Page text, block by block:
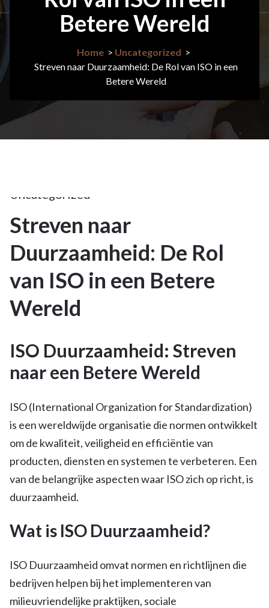
Betere Wereld
Home > Uncategorized >
Streven naar Duurzaamheid: De Rol van ISO in een
Betere Wereld
10
MEI 2026
10mei
Uncategorized
Streven naar
Duurzaamheid: De Rol
van ISO in een Betere
Wereld
ISO Duurzaamheid: Streven
naar een Betere Wereld
ISO (International Organization for Standardization)
is een wereldwijde organisatie die normen ontwikkelt
om de kwaliteit, veiligheid en efficiëntie van
producten, diensten en systemen te verbeteren. Een
van de belangrijke aspecten waar ISO zich op richt, is
duurzaamheid.
Wat is ISO Duurzaamheid?
ISO Duurzaamheid omvat normen en richtlijnen die
bedrijven helpen bij het implementeren van
milieuvriendelijke praktijken, sociale